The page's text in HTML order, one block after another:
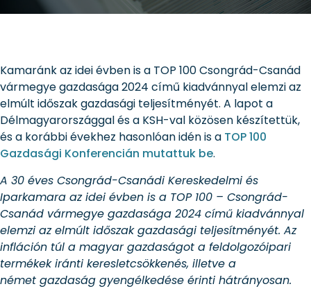
Kamaránk az idei évben is a TOP 100 Csongrád-Csanád
vármegye gazdasága 2024 című kiadvánnyal elemzi az
elmúlt időszak gazdasági teljesítményét. A lapot a
Délmagyarországgal és a KSH-val közösen készítettük,
és a korábbi évekhez hasonlóan idén is a TOP 100
Gazdasági Konferencián mutattuk be.
A 30 éves Csongrád-Csanádi Kereskedelmi és
Iparkamara az idei évben is a TOP 100 – Csongrád-
Csanád vármegye gazdasága 2024 című kiadvánnyal
elemzi az elmúlt időszak gazdasági teljesítményét. Az
infláción túl a magyar gazdaságot a feldolgozóipari
termékek iránti keresletcsökkenés, illetve a
német gazdaság gyengélkedése érinti hátrányosan.